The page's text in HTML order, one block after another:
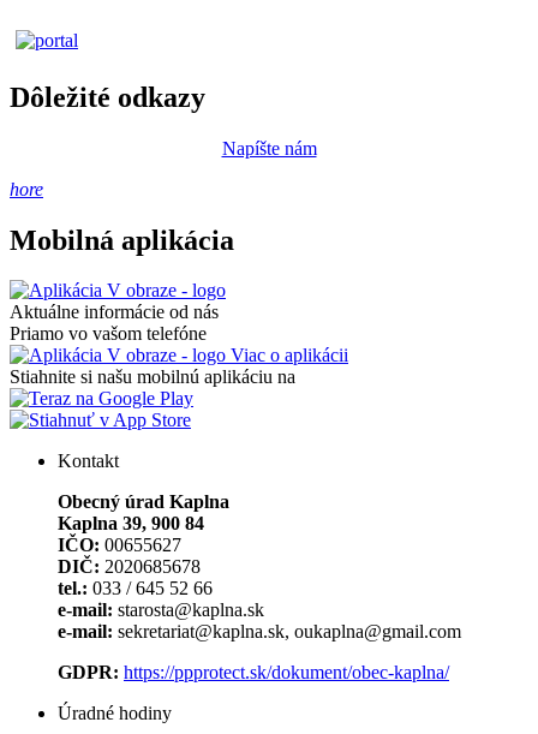
Dôležité odkazy
Napíšte nám
hore
Mobilná aplikácia
Aktuálne informácie od nás
Priamo vo vašom telefóne
Viac o aplikácii
Stiahnite si našu mobilnú aplikáciu na
Kontakt
Obecný úrad Kaplna
Kaplna 39, 900 84
IČO: 00655627
DIČ: 2020685678
tel.: 033 / 645 52 66
e-mail: starosta@kaplna.sk
e-mail: sekretariat@kaplna.sk, oukaplna@gmail.com
GDPR: https://ppprotect.sk/dokument/obec-kaplna/
Úradné hodiny